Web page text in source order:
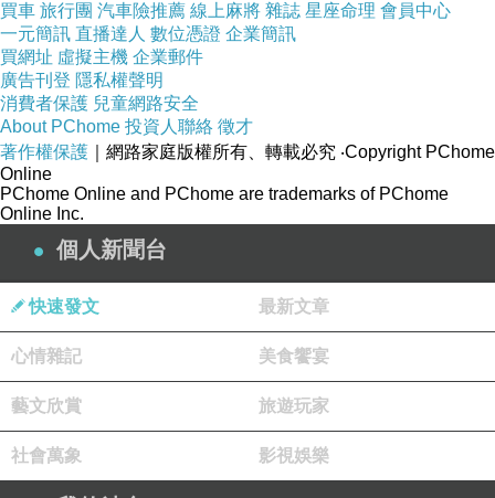
耐磨、防
刮、透光撕
下不留殘膠
買車 旅行團 汽車險推薦 線上麻將 雜誌 星座命理 會員中心
一元簡訊 直播達人 數位憑證 企業簡訊
買網址 虛擬主機 企業郵件
廣告刊登 隱私權聲明
消費者保護 兒童網路安全
About PChome 投資人聯絡 徵才
著作權保護 ｜網路家庭版權所有、轉載必究 ‧Copyright PChome
Online
PChome Online and PChome are trademarks of PChome
Online Inc.
個人新聞台
快速發文 最新文章
心情雜記 美食饗宴
藝文欣賞 旅遊玩家
社會萬象 影視娛樂